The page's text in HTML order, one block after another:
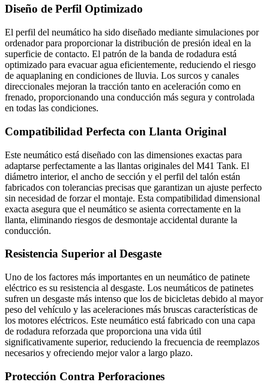
Diseño de Perfil Optimizado
El perfil del neumático ha sido diseñado mediante simulaciones por
ordenador para proporcionar la distribución de presión ideal en la
superficie de contacto. El patrón de la banda de rodadura está
optimizado para evacuar agua eficientemente, reduciendo el riesgo
de aquaplaning en condiciones de lluvia. Los surcos y canales
direccionales mejoran la tracción tanto en aceleración como en
frenado, proporcionando una conducción más segura y controlada
en todas las condiciones.
Compatibilidad Perfecta con Llanta Original
Este neumático está diseñado con las dimensiones exactas para
adaptarse perfectamente a las llantas originales del M41 Tank. El
diámetro interior, el ancho de sección y el perfil del talón están
fabricados con tolerancias precisas que garantizan un ajuste perfecto
sin necesidad de forzar el montaje. Esta compatibilidad dimensional
exacta asegura que el neumático se asienta correctamente en la
llanta, eliminando riesgos de desmontaje accidental durante la
conducción.
Resistencia Superior al Desgaste
Uno de los factores más importantes en un neumático de patinete
eléctrico es su resistencia al desgaste. Los neumáticos de patinetes
sufren un desgaste más intenso que los de bicicletas debido al mayor
peso del vehículo y las aceleraciones más bruscas características de
los motores eléctricos. Este neumático está fabricado con una capa
de rodadura reforzada que proporciona una vida útil
significativamente superior, reduciendo la frecuencia de reemplazos
necesarios y ofreciendo mejor valor a largo plazo.
Protección Contra Perforaciones